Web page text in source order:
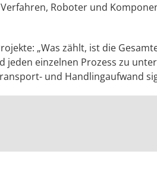
Roboter und
„Was zählt, ist die
einzelnen Prozess zu
und Handlingaufwand